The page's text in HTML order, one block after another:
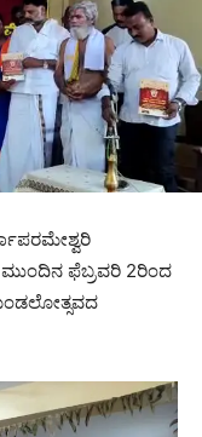
ಮುಂದಿನ ಫೆಬ್ರವರಿ 2ರಿಂದ